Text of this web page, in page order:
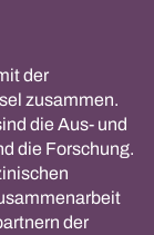
der
zusammen.
die Aus- und
die Forschung.
der